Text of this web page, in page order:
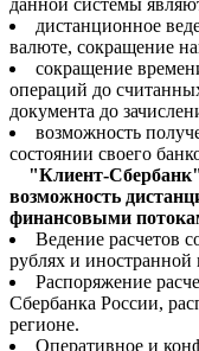
данной системы
дистанционное
валюте, сокращение
сокращение
операций до
документа до
возможность
состоянии своего
"Клиент-
возможность
финансовыми
Ведение расчетов
рублях и иностранной
Распоряжение
Сбербанка России,
регионе.
Оперативное и